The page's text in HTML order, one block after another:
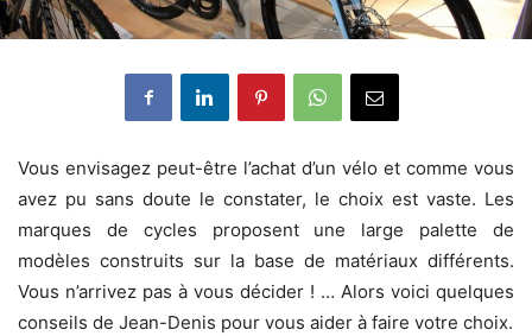
Vous envisagez peut-être l’achat d’un vélo et comme vous
avez pu sans doute le constater, le choix est vaste. Les
marques de cycles proposent une large palette de
modèles construits sur la base de matériaux différents.
Vous n’arrivez pas à vous décider ! … Alors voici quelques
conseils de Jean-Denis pour vous aider à faire votre choix.